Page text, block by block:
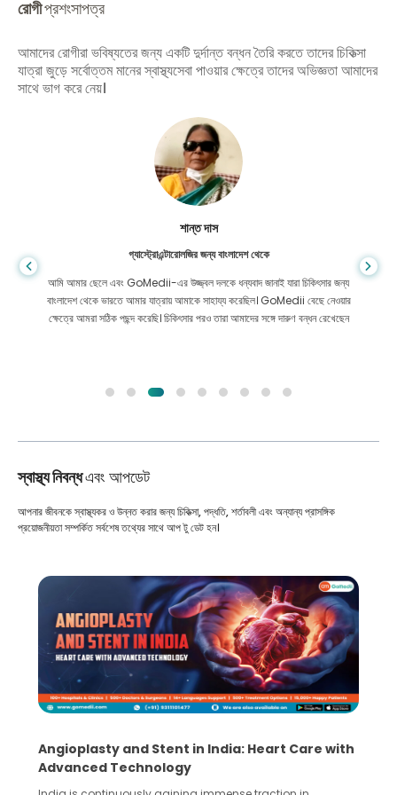
রোগীপ্রশংসাপত্র
আমাদের রোগীরা ভবিষ্যতের জন্য একটি দুর্দান্ত বন্ধন তৈরি করতে তাদের চিকিত্সা
যাত্রা জুড়ে সর্বোত্তম মানের স্বাস্থ্যসেবা পাওয়ার ক্ষেত্রে তাদের অভিজ্ঞতা আমাদের
সাথে ভাগ করে নেয়।
শান্ত দাস
গ্যাস্ট্রোএন্টারোলজির জন্য বাংলাদেশ থেকে
আমি আমার ছেলে এবং GoMedii-এর উজ্জ্বল দলকে ধন্যবাদ জানাই যারা চিকিৎসার জন্য
বাংলাদেশ থেকে ভারতে আমার যাত্রায় আমাকে সাহায্য করেছিল। GoMedii বেছে নেওয়ার
ক্ষেত্রে আমরা সঠিক পছন্দ করেছি। চিকিৎসার পরও তারা আমাদের সঙ্গে দারুণ বন্ধন রেখেছেন
স্বাস্থ্য নিবন্ধএবং আপডেট
আপনার জীবনকে স্বাস্থ্যকর ও উন্নত করার জন্য চিকিত্সা, পদ্ধতি, শর্তাবলী এবং অন্যান্য প্রাসঙ্গিক
প্রয়োজনীয়তা সম্পর্কিত সর্বশেষ তথ্যের সাথে আপ টু ডেট হন।
Angioplasty and Stent in India: Heart Care with
Advanced Technology